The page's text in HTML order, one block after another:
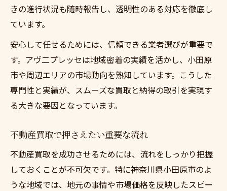
不動産買取で評価されるスピード対応
不動産買取における正確な査定の重要性
納得価格を叶える不動産買取の方法
不動産買取で納得価格を実現する秘訣
査定額アップのための物件アピール術
不動産買取における価格交渉のポイント
適切な不動産買取価格を引き出す方法
売却後まで安心できるサポート体制
不動産買取後の手続きも安心のサポート
きの進行状況も随時報告し、透明性のある対応を徹底し
ています。
安心して任せるためには、信頼できる業者選びが重要で
す。アヴ二プレッセは地域密着の実績を活かし、小田原
市や周辺エリアの市場動向を熟知しています。こうした
専門性と実績が、スムーズな買取と納得の取引を実現す
る大きな要因となっています。
不動産買取で押さえたい重要な流れ
不動産買取を成功させるためには、流れをしっかり把握
しておくことが不可欠です。特に神奈川県小田原市のよ
うな地域では、地元の事情や市場価格を反映したスピー